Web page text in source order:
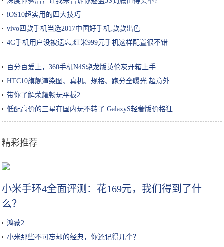
iOS10超实用的四大技巧
vivo四款手机当选2017中国好手机,款款出色
4G手机用户没被遗忘,红米999元手机这样配置很不错
百分百爱上，360手机N4S骁龙版英伦灰开箱上手
HTC10旗舰渲染图、真机、规格、跑分全曝光:超意外
带你了解荣耀畅玩平板2
低配高价的三星在国内玩不转了:GalaxyS轻奢版价格狂
精彩推荐
小米手环4全面评测：花169元，我们得到了什
么？
鸿蒙2
小米那些不可忘却的经典，你还记得几个？